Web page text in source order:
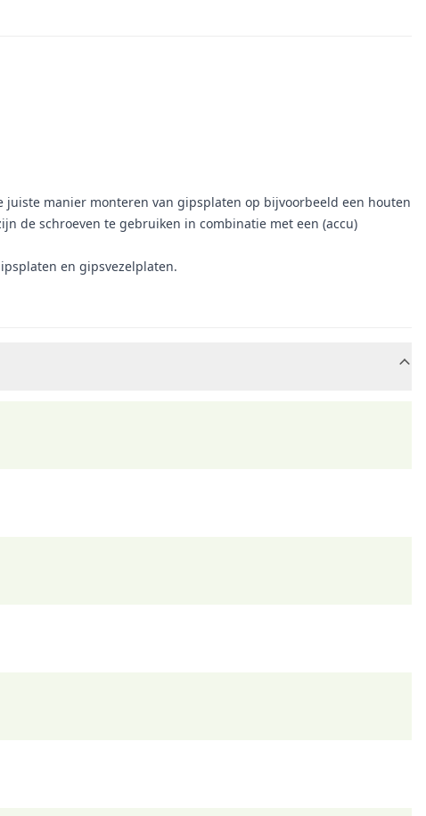
manier monteren van gipsplaten op bijvoorbeeld een houten
de schroeven te gebruiken in combinatie met een (accu)
en gipsvezelplaten.